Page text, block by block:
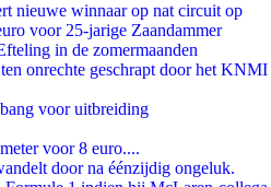
nieuwe winnaar op nat circuit op
voor 25-jarige Zaandammer
in de zomermaanden
onrechte geschrapt door het KNMI
voor uitbreiding
voor 8 euro....
door na éénzijdig ongeluk.